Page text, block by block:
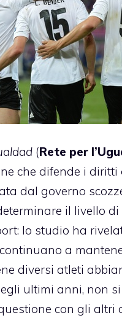
(Rete per
che difende i
dal governo
il livello di
lo studio ha
continuano a
diversi atleti
ultimi anni, non
con gli altri